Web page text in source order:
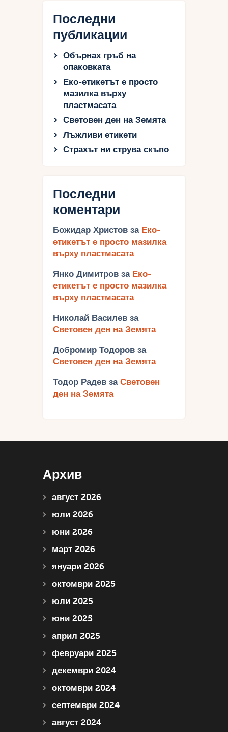
Последни
публикации
Обърнах гръб на
опаковката
Еко-етикетът е просто
мазилка върху
пластмасата
Световен ден на Земята
Лъжливи етикети
Страхът ни струва скъпо
Последни
коментари
Божидар Христов за Еко-
етикетът е просто мазилка
върху пластмасата
Янко Димитров за Еко-
етикетът е просто мазилка
върху пластмасата
Николай Василев за
Световен ден на Земята
Добромир Тодоров за
Световен ден на Земята
Тодор Радев за Световен
ден на Земята
Архив
август 2026
юли 2026
юни 2026
март 2026
януари 2026
октомври 2025
юли 2025
юни 2025
април 2025
февруари 2025
декември 2024
октомври 2024
септември 2024
август 2024